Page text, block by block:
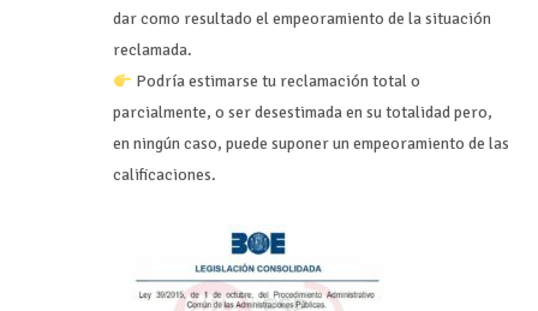
dar como resultado el empeoramiento de la situación
reclamada.
Podría estimarse tu reclamación total o
parcialmente, o ser desestimada en su totalidad pero,
en ningún caso, puede suponer un empeoramiento de las
calificaciones.